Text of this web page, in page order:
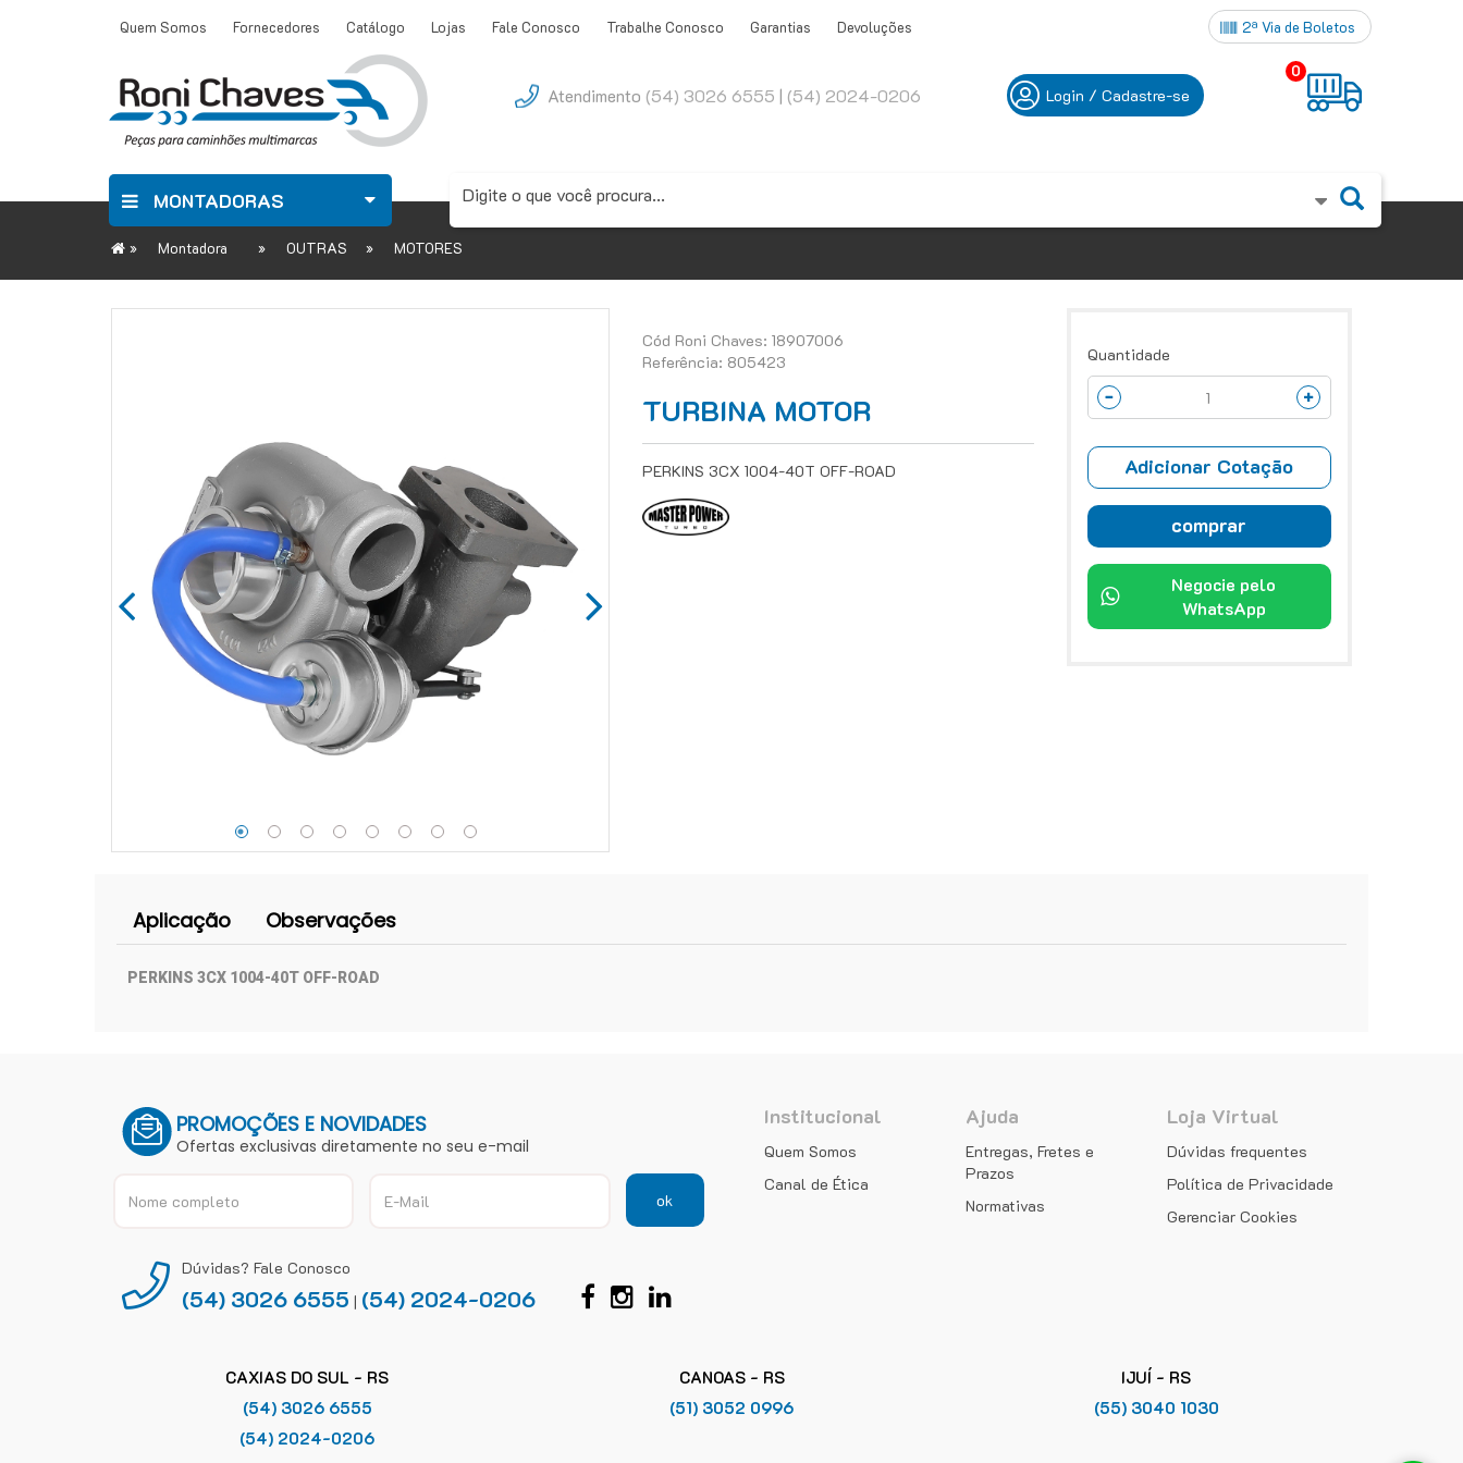
Quem Somos Fornecedores Catálogo Lojas Fale Conosco Trabalhe Conosco Garantias Devoluções 2ª Via de Boletos
Atendimento (54) 3026 6555 | (54) 2024-0206 Login / Cadastre-se
0
MONTADORAS
» Montadora » OUTRAS » MOTORES
Cód Roni Chaves: 18907006
Referência: 805423
TURBINA MOTOR
PERKINS 3CX 1004-40T OFF-ROAD
Quantidade
Adicionar Cotação
comprar
Negocie pelo
WhatsApp
Aplicação Observações
PERKINS 3CX 1004-40T OFF-ROAD
PROMOÇÕES E NOVIDADES
Ofertas exclusivas diretamente no seu e-mail
ok
Dúvidas? Fale Conosco
(54) 3026 6555 | (54) 2024-0206
Institucional
Quem Somos
Canal de Ética
Ajuda
Entregas, Fretes e
Prazos
Normativas
Loja Virtual
Dúvidas frequentes
Política de Privacidade
Gerenciar Cookies
CAXIAS DO SUL - RS
(54) 3026 6555
(54) 2024-0206
CANOAS - RS
(51) 3052 0996
IJUÍ - RS
(55) 3040 1030